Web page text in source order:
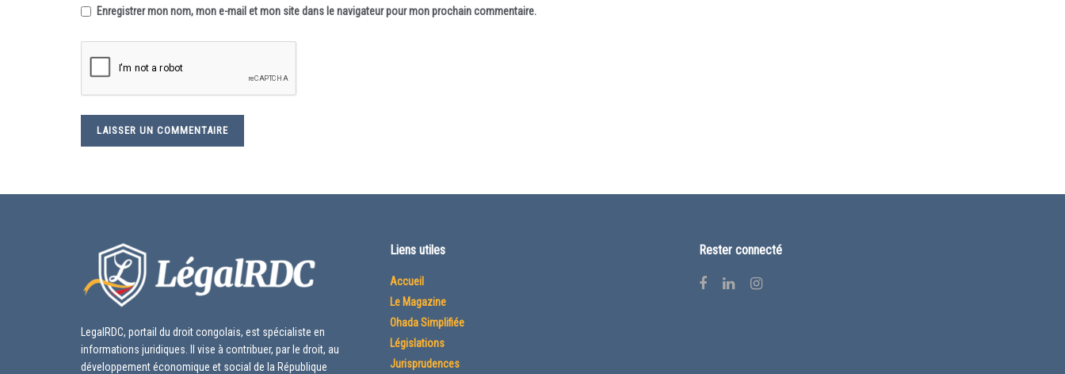
Enregistrer mon nom, mon e-mail et mon site dans le navigateur pour mon prochain commentaire.
LegalRDC, portail du droit congolais, est spécialiste en
informations juridiques. Il vise à contribuer, par le droit, au
développement économique et social de la République
Liens utiles
Accueil
Le Magazine
Ohada Simplifiée
Législations
Jurisprudences
Rester connecté